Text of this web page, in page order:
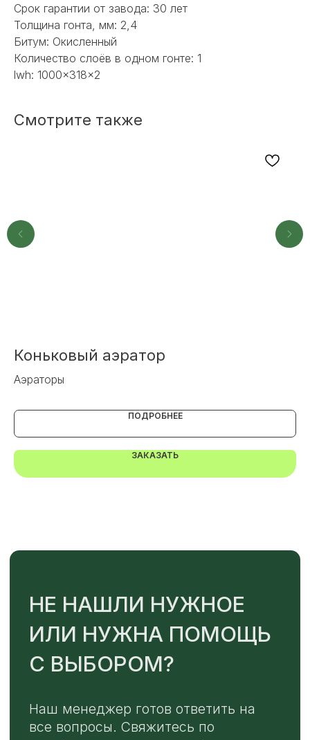
Срок гарантии от завода: 30 лет
Толщина гонта, мм: 2,4
Битум: Окисленный
Количество слоёв в одном гонте: 1
lwh: 1000x318x2
Смотрите также
Коньковый аэратор
Аэраторы
ПОДРОБНЕЕ
ЗАКАЗАТЬ
Или напишите нам напрямую
Наш менеджер готов ответить на
ОТПРАВИТЬ
MAX
TELEGRAM